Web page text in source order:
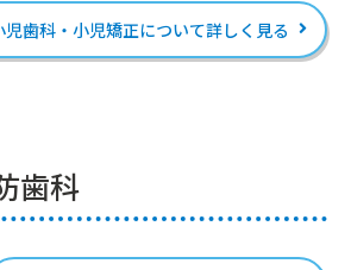
児歯科・小児矯正について詳しく見る
歯科